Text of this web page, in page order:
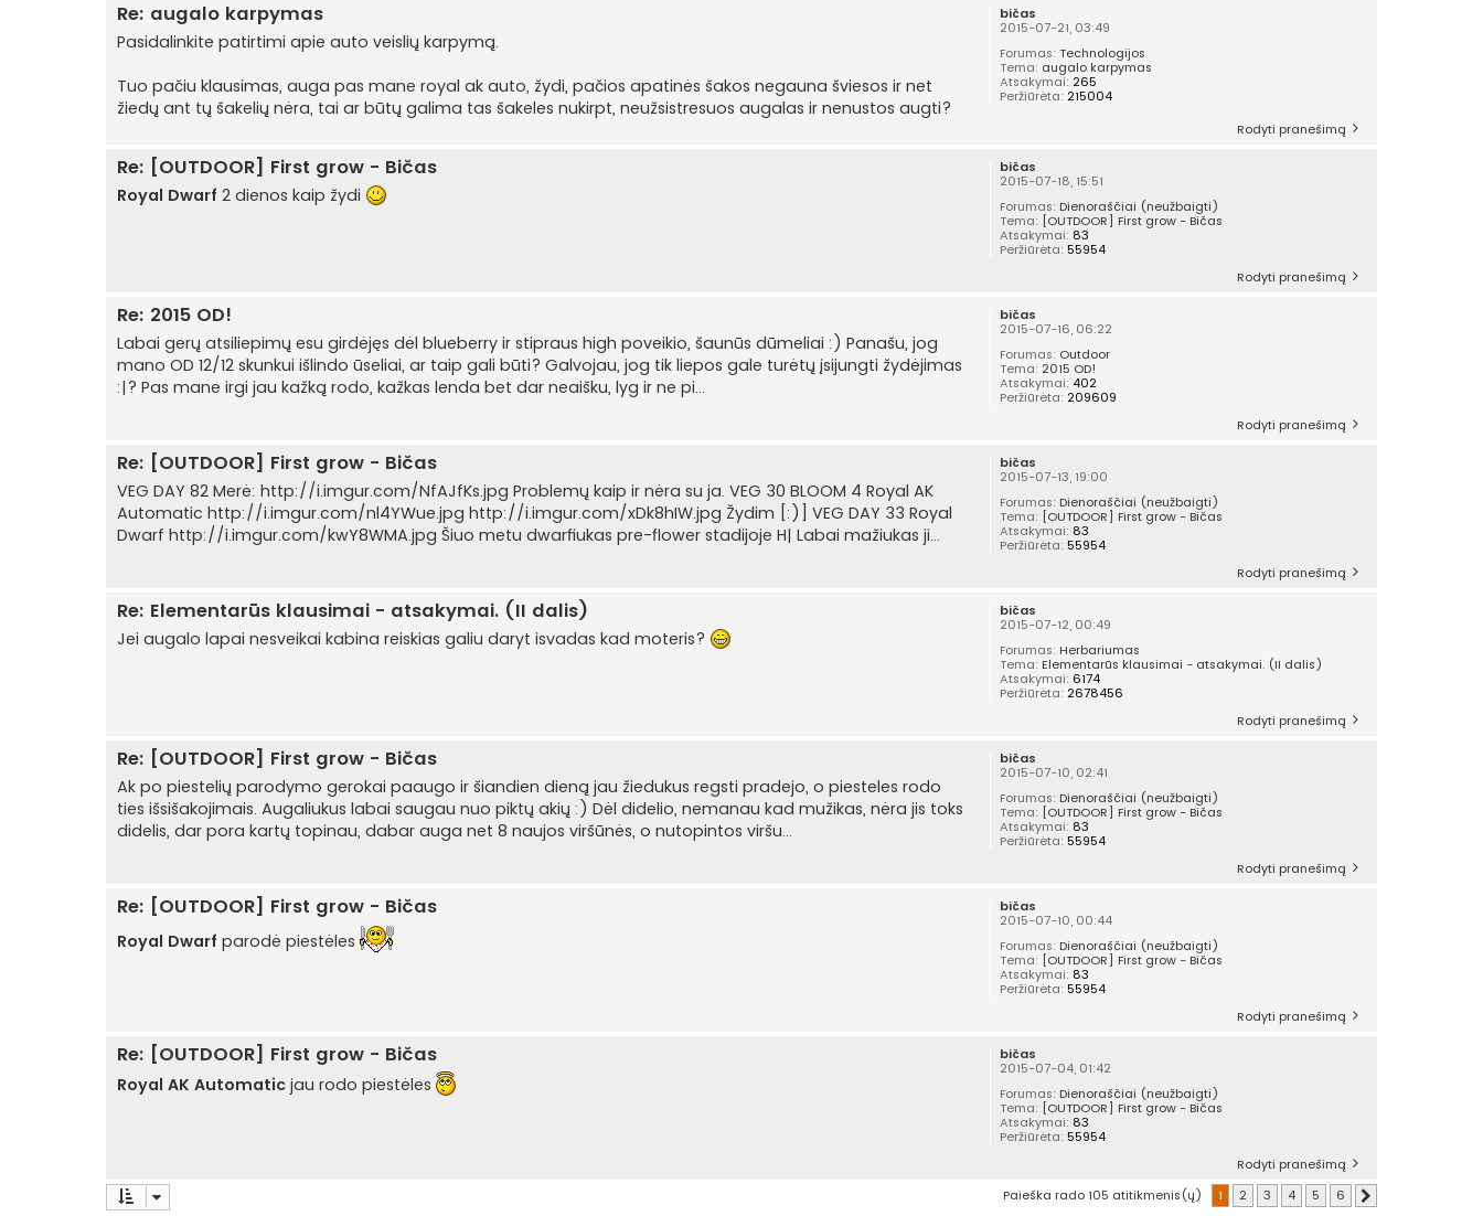
bičas
2015-07-21, 03:49
Forumas: Technologijos
Tema: augalo karpymas
Atsakymai: 265
Peržiūrėta: 215004
Re: augalo karpymas
Pasidalinkite patirtimi apie auto veislių karpymą.
Tuo pačiu klausimas, auga pas mane royal ak auto, žydi, pačios apatinės šakos negauna šviesos ir net
žiedų ant tų šakelių nėra, tai ar būtų galima tas šakeles nukirpt, neužsistresuos augalas ir nenustos augti?
Rodyti pranešimą
bičas
2015-07-18, 15:51
Forumas: Dienoraščiai (neužbaigti)
Tema: [OUTDOOR] First grow - Bičas
Atsakymai: 83
Peržiūrėta:55954
Re: [OUTDOOR] First grow - Bičas
Royal Dwarf 2 dienos kaip žydi
Rodyti pranešimą
bičas
2015-07-16, 06:22
Forumas: Outdoor
Tema: 2015 OD!
Atsakymai: 402
Peržiūrėta: 209609
Re: 2015 OD!
Labai gerų atsiliepimų esu girdėjęs dėl blueberry ir stipraus high poveikio, šaunūs dūmeliai :) Panašu, jog
mano OD 12/12 skunkui išlindo ūseliai, ar taip gali būti? Galvojau, jog tik liepos gale turėtų įsijungti žydėjimas
:|? Pas mane irgi jau kažką rodo, kažkas lenda bet dar neaišku, lyg ir ne pi...
Rodyti pranešimą
bičas
2015-07-13, 19:00
Forumas: Dienoraščiai (neužbaigti)
Tema: [OUTDOOR] First grow - Bičas
Atsakymai: 83
Peržiūrėta:55954
Re: [OUTDOOR] First grow - Bičas
VEG DAY 82 Merė: http://i.imgur.com/NfAJfKs.jpg Problemų kaip ir nėra su ja. VEG 30 BLOOM 4 Royal AK
Automatic http://i.imgur.com/nl4YWue.jpg http://i.imgur.com/xDk8hIW.jpg Žydim [:)] VEG DAY 33 Royal
Dwarf http://i.imgur.com/kwY8WMA.jpg Šiuo metu dwarfiukas pre-flower stadijoje H| Labai mažiukas ji...
Rodyti pranešimą
bičas
2015-07-12, 00:49
Forumas: Herbariumas
Tema: Elementarūs klausimai - atsakymai. (II dalis)
Atsakymai: 6174
Peržiūrėta: 2678456
Re: Elementarūs klausimai - atsakymai. (II dalis)
Jei augalo lapai nesveikai kabina reiskias galiu daryt isvadas kad moteris?
Rodyti pranešimą
bičas
2015-07-10, 02:41
Forumas: Dienoraščiai (neužbaigti)
Tema: [OUTDOOR] First grow - Bičas
Atsakymai: 83
Peržiūrėta:55954
Re: [OUTDOOR] First grow - Bičas
Ak po piestelių parodymo gerokai paaugo ir šiandien dieną jau žiedukus regsti pradejo, o piesteles rodo
ties išsišakojimais. Augaliukus labai saugau nuo piktų akių :) Dėl didelio, nemanau kad mužikas, nėra jis toks
didelis, dar pora kartų topinau, dabar auga net 8 naujos viršūnės, o nutopintos viršu...
Rodyti pranešimą
bičas
2015-07-10, 00:44
Forumas: Dienoraščiai (neužbaigti)
Tema: [OUTDOOR] First grow - Bičas
Atsakymai: 83
Peržiūrėta:55954
Re: [OUTDOOR] First grow - Bičas
Royal Dwarf parodė piestėles
Rodyti pranešimą
bičas
2015-07-04, 01:42
Forumas: Dienoraščiai (neužbaigti)
Tema: [OUTDOOR] First grow - Bičas
Atsakymai: 83
Peržiūrėta:55954
Re: [OUTDOOR] First grow - Bičas
Royal AK Automatic jau rodo piestėles
Rodyti pranešimą
Paieška rado 105 atitikmenis(ų)
1 2 3 4 5 6